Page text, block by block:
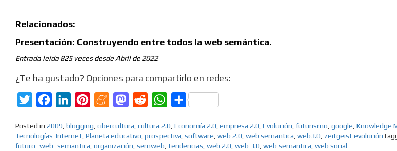
Relacionados:
Presentación: Construyendo entre todos la web semántica.
Entrada leída 825 veces desde Abril de 2022
¿Te ha gustado? Opciones para compartirlo en redes:
TwitterFacebookLinkedInPinterestMeneameMastodon
Reddit WhatsAppCompartir
Posted in 2009, blogging, cibercultura, cultura 2.0, Economía 2.0, empresa 2.0, Evolución, futurismo, google, Knowledge
Tecnologías-Internet, Planeta educativo, prospectiva, software, web 2.0, web semantica, web3.0, zeitgeist evolución
futuro_web_semantica, organización, semweb, tendencias, web 2.0, web 3.0, web semantica, web social